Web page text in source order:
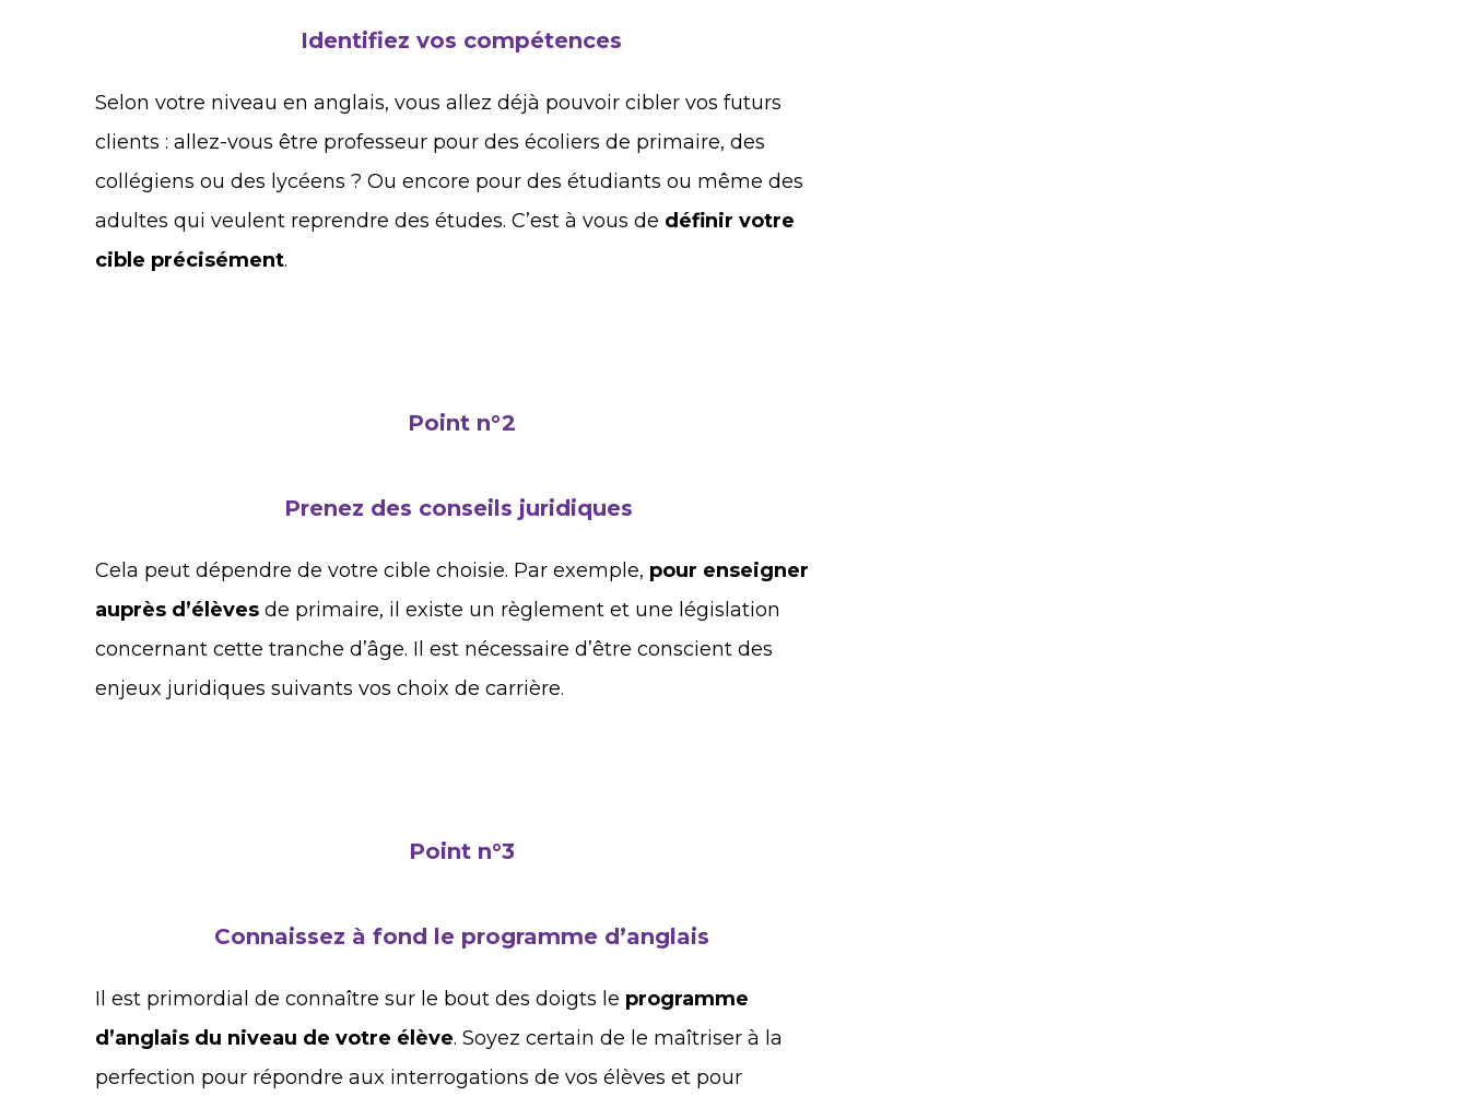
Identifiez vos compétences
Selon votre niveau en anglais, vous allez déjà pouvoir cibler vos futurs
clients : allez-vous être professeur pour des écoliers de primaire, des
collégiens ou des lycéens ? Ou encore pour des étudiants ou même des
adultes qui veulent reprendre des études. C’est à vous de définir votre
cible précisément.
Point n°2
Prenez des conseils juridiques
Cela peut dépendre de votre cible choisie. Par exemple, pour enseigner
auprès d’élèves de primaire, il existe un règlement et une législation
concernant cette tranche d’âge. Il est nécessaire d’être conscient des
enjeux juridiques suivants vos choix de carrière.
Point n°3
Connaissez à fond le programme d’anglais
Il est primordial de connaître sur le bout des doigts le programme
d’anglais du niveau de votre élève. Soyez certain de le maîtriser à la
perfection pour répondre aux interrogations de vos élèves et pour